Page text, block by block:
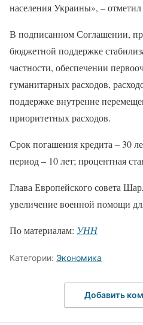
населения Украины», –
В подписанном Соглашении,
бюджетной поддержке
частности, обеспечении
гуманитарных расходов,
поддержке внутренне
приоритетных расходов.
Срок погашения кредита – 30
период – 10 лет; процентная
Глава Европейского совета
увеличение военной помощи
По материалам: УНН
Категории: Экономика
Добавить